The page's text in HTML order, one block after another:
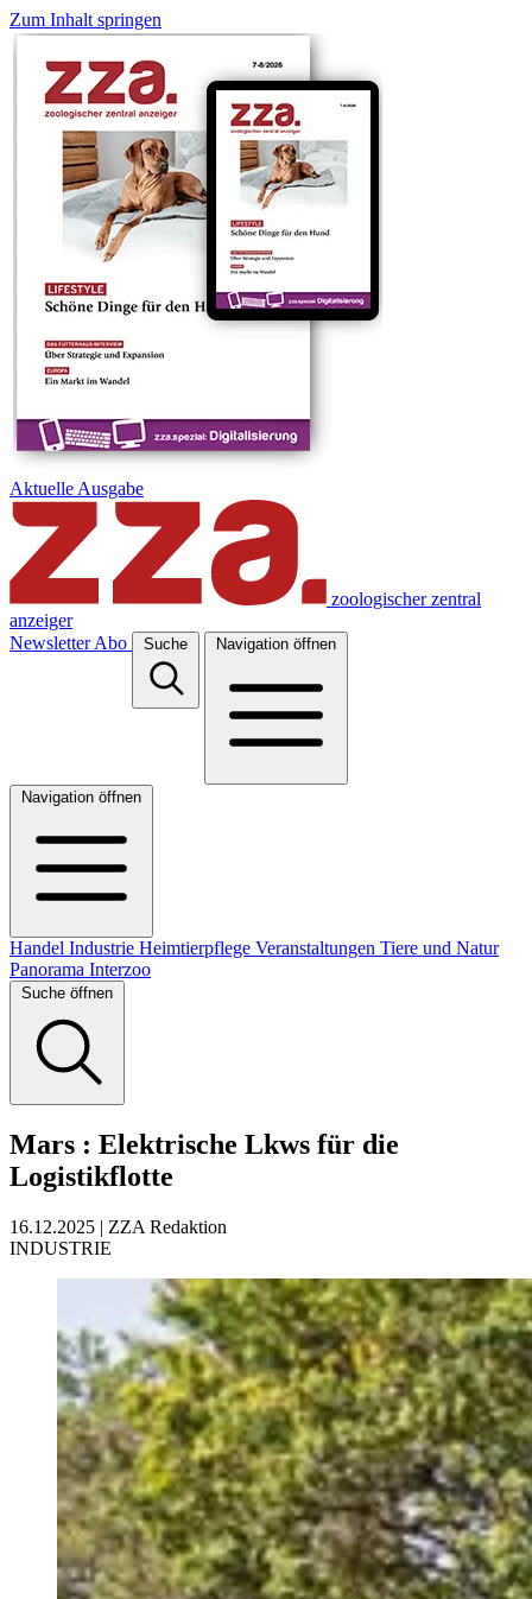
Zum Inhalt springen
Aktuelle Ausgabe
zoologischer zentral
anzeiger
Newsletter Abo Suche Navigation öffnen
Navigation öffnen
Handel Industrie Heimtierpflege Veranstaltungen Tiere und Natur
Panorama Interzoo
Suche öffnen
Mars : Elektrische Lkws für die
Logistikflotte
16.12.2025 | ZZA Redaktion
INDUSTRIE